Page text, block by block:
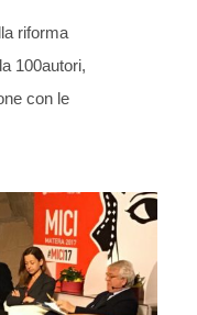
riforma
100autori,
con le